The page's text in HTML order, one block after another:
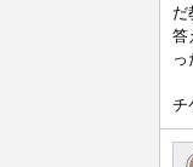
だ
答
っ
チ